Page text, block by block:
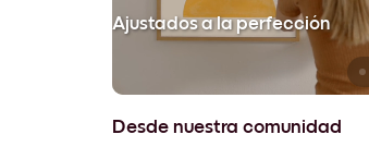
Ajustados a la perfección
Desde nuestra comunidad